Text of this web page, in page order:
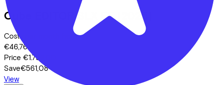
Cube EDITOR SLX FE (2025)
Costs per month from
€46,76
Price €1.799,00
Save€561,08
View